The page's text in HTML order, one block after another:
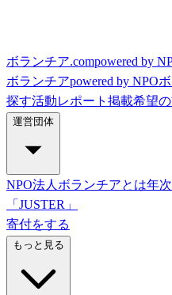
ボランチア.compowered by
ボランチアpowered by NPO
探す活動レポート 掲載希望
運営団体
NPO法人ボランチアとは年
「JUSTER」
寄付をする
もっと見る